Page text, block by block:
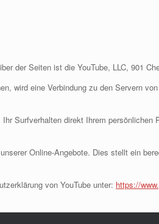
der Seiten ist die YouTube, LLC, 901
wird eine Verbindung zu den Servern
Surfverhalten direkt Ihrem
Online-Angebote. Dies stellt ein
von YouTube unter: https://